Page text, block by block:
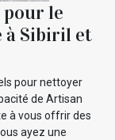
pour le
à Sibiril et
pour nettoyer
de Artisan
à vous offrir des
ayez une